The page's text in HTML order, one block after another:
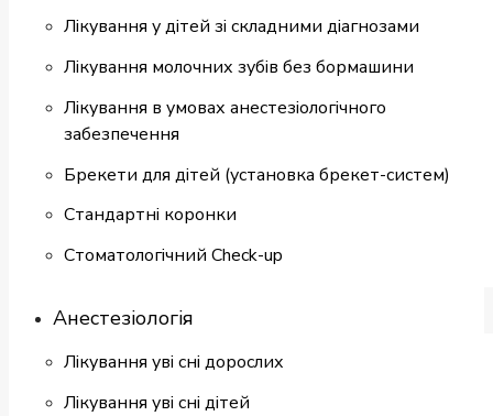
Лікування у дітей зі складними діагнозами
Лікування молочних зубів без бормашини
Лікування в умовах анестезіологічного
забезпечення
Брекети для дітей (установка брекет-систем)
Cтандартні коронки
Стоматологiчний Check-up
Анестезіологія
Лікування уві сні дорослих
Лікування уві сні дітей